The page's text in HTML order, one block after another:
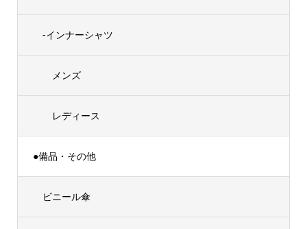
-インナーシャツ
メンズ
レディース
●備品・その他
ビニール傘